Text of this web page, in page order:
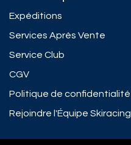
Expéditions
Services Après Vente
Service Club
CGV
Politique de confidentialité
Rejoindre l'Équipe Skiracing